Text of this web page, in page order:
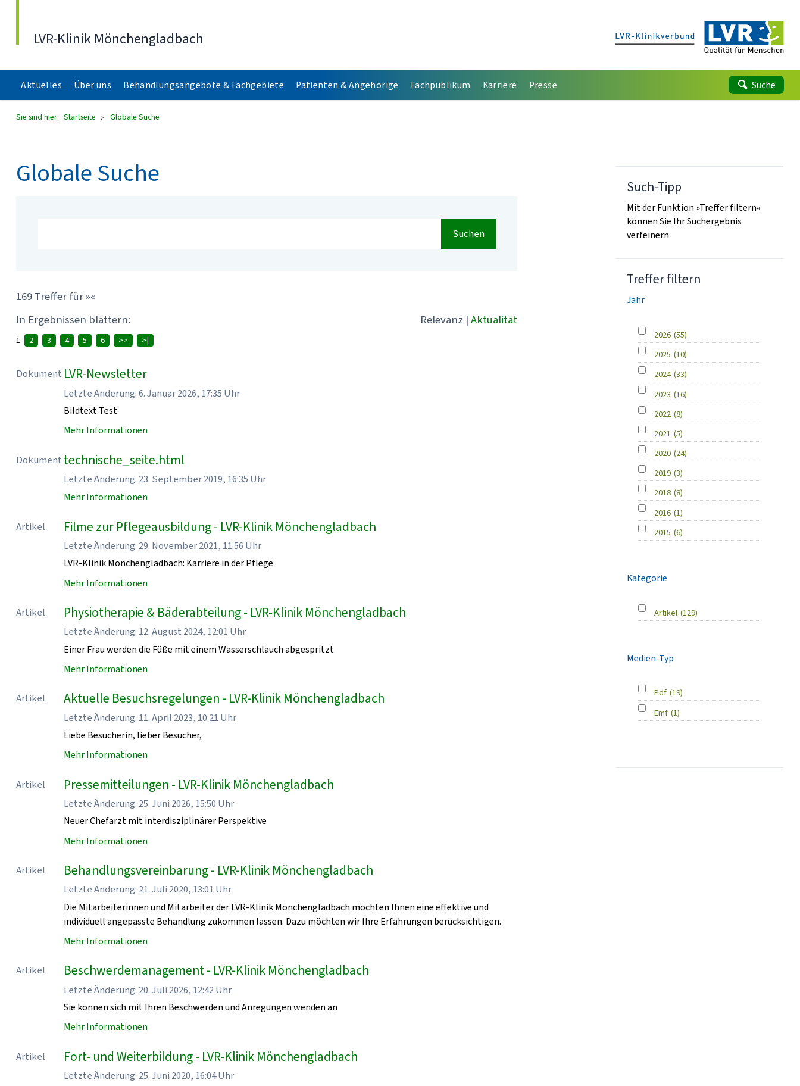
LVR-Klinik Mönchengladbach
Aktuelles Über uns Behandlungsangebote & Fachgebiete Patienten & Angehörige Fachpublikum Karriere Presse Suche
Sie sind hier: Startseite Globale Suche
Globale Suche
Suchen
169 Treffer für »«
In Ergebnissen blättern:
Relevanz | Aktualität
1 2 3 4 5 6 >> >|
Dokument LVR-Newsletter
Letzte Änderung: 6. Januar 2026, 17:35 Uhr
Bildtext Test
Mehr Informationen
Dokument technische_seite.html
Letzte Änderung: 23. September 2019, 16:35 Uhr
Mehr Informationen
Artikel Filme zur Pflegeausbildung - LVR-Klinik Mönchengladbach
Letzte Änderung: 29. November 2021, 11:56 Uhr
LVR-Klinik Mönchengladbach: Karriere in der Pflege
Mehr Informationen
Artikel Physiotherapie & Bäderabteilung - LVR-Klinik Mönchengladbach
Letzte Änderung: 12. August 2024, 12:01 Uhr
Einer Frau werden die Füße mit einem Wasserschlauch abgespritzt
Mehr Informationen
Artikel Aktuelle Besuchsregelungen - LVR-Klinik Mönchengladbach
Letzte Änderung: 11. April 2023, 10:21 Uhr
Liebe Besucherin, lieber Besucher,
Mehr Informationen
Artikel Pressemitteilungen - LVR-Klinik Mönchengladbach
Letzte Änderung: 25. Juni 2026, 15:50 Uhr
Neuer Chefarzt mit interdisziplinärer Perspektive
Mehr Informationen
Artikel Behandlungsvereinbarung - LVR-Klinik Mönchengladbach
Letzte Änderung: 21. Juli 2020, 13:01 Uhr
Die Mitarbeiterinnen und Mitarbeiter der LVR-Klinik Mönchengladbach möchten Ihnen eine effektive und
individuell angepasste Behandlung zukommen lassen. Dazu möchten wir Ihre Erfahrungen berücksichtigen.
Mehr Informationen
Artikel Beschwerdemanagement - LVR-Klinik Mönchengladbach
Letzte Änderung: 20. Juli 2026, 12:42 Uhr
Sie können sich mit Ihren Beschwerden und Anregungen wenden an
Mehr Informationen
Artikel Fort- und Weiterbildung - LVR-Klinik Mönchengladbach
Letzte Änderung: 25. Juni 2020, 16:04 Uhr
Such-Tipp
Mit der Funktion »Treffer filtern«
können Sie Ihr Suchergebnis
verfeinern.
Treffer filtern
Jahr
2026 (55)
2025 (10)
2024 (33)
2023 (16)
2022 (8)
2021 (5)
2020 (24)
2019 (3)
2018 (8)
2016 (1)
2015 (6)
Kategorie
Artikel (129)
Medien-Typ
Pdf (19)
Emf (1)